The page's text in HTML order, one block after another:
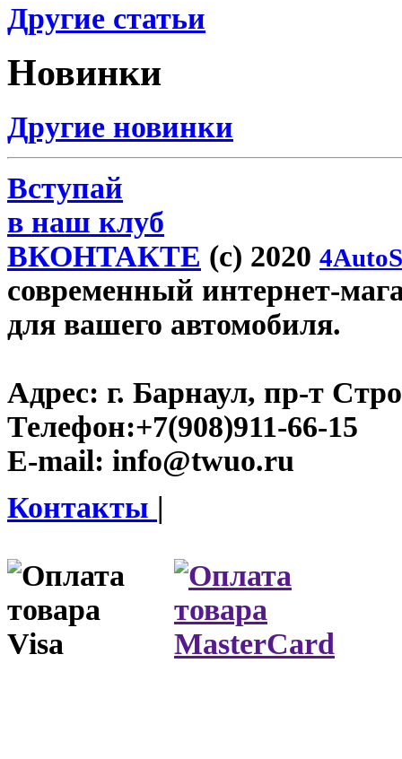
Другие статьи
Новинки
Другие новинки
Вступай
в наш клуб
ВКОНТАКТЕ (c) 2020
современный интернет-
для вашего автомобиля.
Адрес: г. Барнаул, пр-т
Телефон:+7(908)911-66-15
E-mail: info@twuo.ru
Контакты |